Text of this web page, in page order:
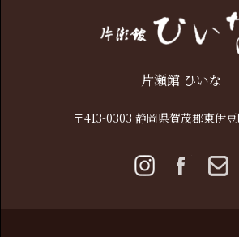
片瀬館 ひいな
〒413-0303 静岡県賀茂郡東伊